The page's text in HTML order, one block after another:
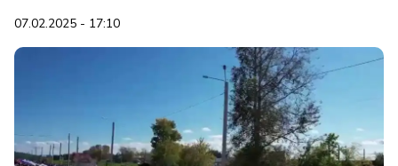
07.02.2025 - 17:10